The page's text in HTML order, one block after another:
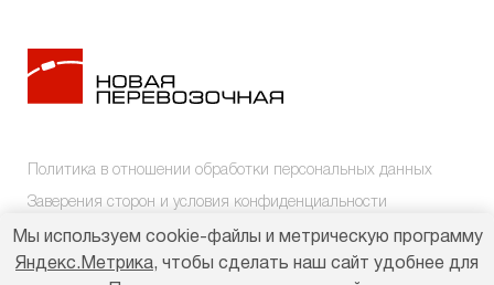
Политика в отношении обработки персональных данных
Заверения сторон и условия конфиденциальности
Мы используем cookie-файлы и метрическую программу
Яндекс.Метрика, чтобы сделать наш сайт удобнее для